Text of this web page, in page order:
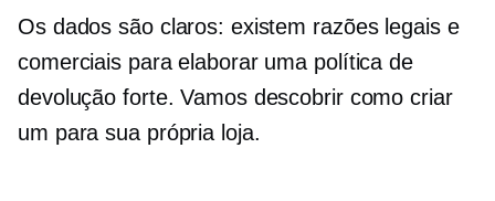
Os dados são claros: existem razões legais e
comerciais para elaborar uma política de
devolução forte. Vamos descobrir como criar
um para sua própria loja.